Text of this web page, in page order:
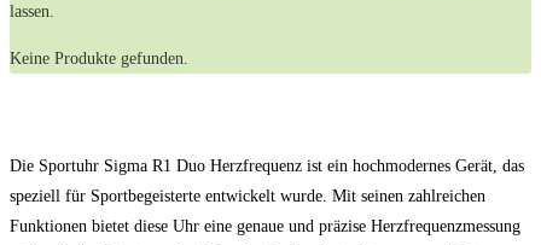
lassen.
Keine Produkte gefunden.
Die Sportuhr Sigma R1 Duo Herzfrequenz ist ein hochmodernes Gerät, das
speziell für Sportbegeisterte entwickelt wurde. Mit seinen zahlreichen
Funktionen bietet diese Uhr eine genaue und präzise Herzfrequenzmessung